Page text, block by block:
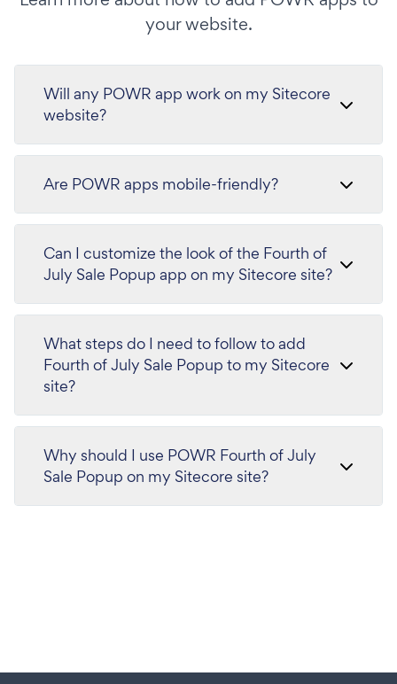
your website.
Will any POWR app work on my Sitecore
website?
Are POWR apps mobile-friendly?
Can I customize the look of the Fourth of
July Sale Popup app on my Sitecore site?
What steps do I need to follow to add
Fourth of July Sale Popup to my Sitecore
site?
Why should I use POWR Fourth of July
Sale Popup on my Sitecore site?